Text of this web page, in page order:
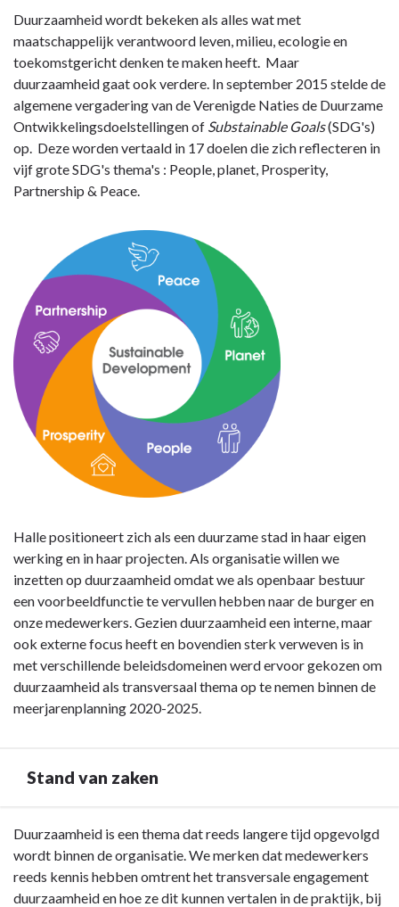
Terug
naar
navigatie
Duurzaam
Omschrijving
Duurzaamheid wordt bekeken als alles wat met
maatschappelijk verantwoord leven, milieu, ecologie en
toekomstgericht denken te maken heeft. Maar
duurzaamheid gaat ook verdere. In september 2015 stelde de
algemene vergadering van de Verenigde Naties de Duurzame
Ontwikkelingsdoelstellingen of Substainable Goals(SDG's)
op. Deze worden vertaald in 17 doelen die zich reflecteren in
vijf grote SDG's thema's : People, planet, Prosperity,
Partnership & Peace.
Halle positioneert zich als een duurzame stad in haar eigen
werking en in haar projecten. Als organisatie willen we
inzetten op duurzaamheid omdat we als openbaar bestuur
een voorbeeldfunctie te vervullen hebben naar de burger en
onze medewerkers. Gezien duurzaamheid een interne, maar
ook externe focus heeft en bovendien sterk verweven is in
met verschillende beleidsdomeinen werd ervoor gekozen om
duurzaamheid als transversaal thema op te nemen binnen de
meerjarenplanning 2020-2025.
Stand van zaken
Terug
naar
navigatie
Duurzaamheid is een thema dat reeds langere tijd opgevolgd
wordt binnen de organisatie. We merken dat medewerkers
reeds kennis hebben omtrent het transversale engagement
duurzaamheid en hoe ze dit kunnen vertalen in de praktijk, bij